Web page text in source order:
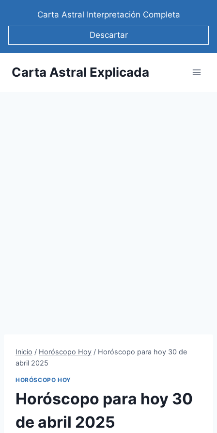
Carta Astral Interpretación Completa
Descartar
Carta Astral Explicada
Inicio / Horóscopo Hoy / Horóscopo para hoy 30 de
abril 2025
HORÓSCOPO HOY
Horóscopo para hoy 30
de abril 2025